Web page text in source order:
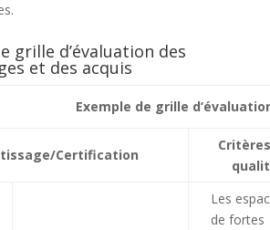
grille d’évaluation des
et des acquis
Exemple de grille
Certification
Les
de fortes